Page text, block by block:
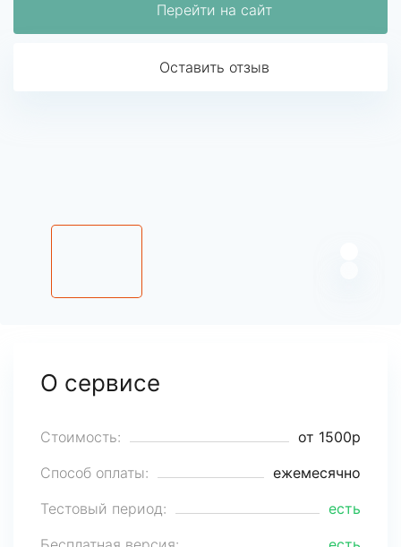
Перейти на сайт
Оставить отзыв
О сервисе
Стоимость:
от 1500р
Способ оплаты:
ежемесячно
Тестовый период:
есть